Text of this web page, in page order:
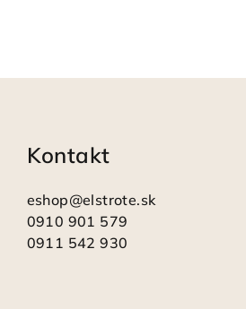
Kontakt
eshop@elstrote.sk
0910 901 579
0911 542 930